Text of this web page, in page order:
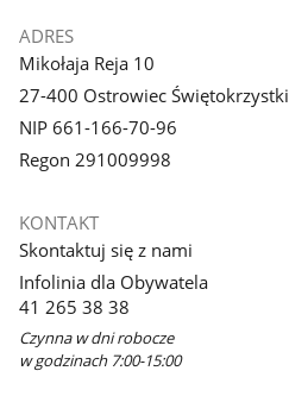
ADRES
Mikołaja Reja 10
27-400 Ostrowiec Świętokrzystki
NIP 661-166-70-96
Regon 291009998
KONTAKT
Skontaktuj się z nami
Infolinia dla Obywatela
41 265 38 38
Czynna w dni robocze
w godzinach 7:00-15:00